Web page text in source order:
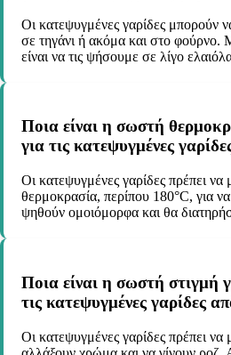
Οι κατεψυγμένες γαρίδες μπορούν
σε τηγάνι ή ακόμα και στο φούρνο.
είναι να τις ψήσουμε σε λίγο
Ποια είναι η σωστή
για τις κατεψυγμένες
Οι κατεψυγμένες γαρίδες πρέπει
θερμοκρασία, περίπου 180°C, για
ψηθούν ομοιόμορφα και θα
Ποια είναι η σωστή στιγμή
τις κατεψυγμένες γαρίδες
Οι κατεψυγμένες γαρίδες πρέπει να